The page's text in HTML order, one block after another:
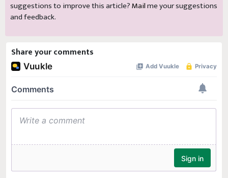
suggestions to improve this article?Mailme your suggestions
and feedback.
Share your comments